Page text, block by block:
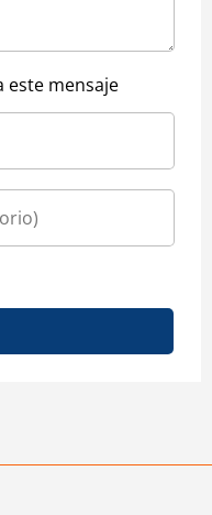
este mensaje